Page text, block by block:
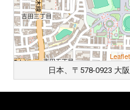
Leaflet
日本、〒578-0923 大